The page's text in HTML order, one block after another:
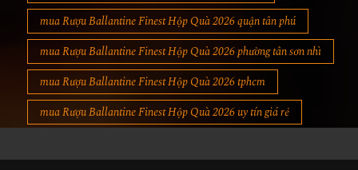
mua Rượu Ballantine Finest Hộp Quà 2026 quận tân phú
mua Rượu Ballantine Finest Hộp Quà 2026 phường tân sơn nhì
mua Rượu Ballantine Finest Hộp Quà 2026 tphcm
mua Rượu Ballantine Finest Hộp Quà 2026 uy tín giá rẻ